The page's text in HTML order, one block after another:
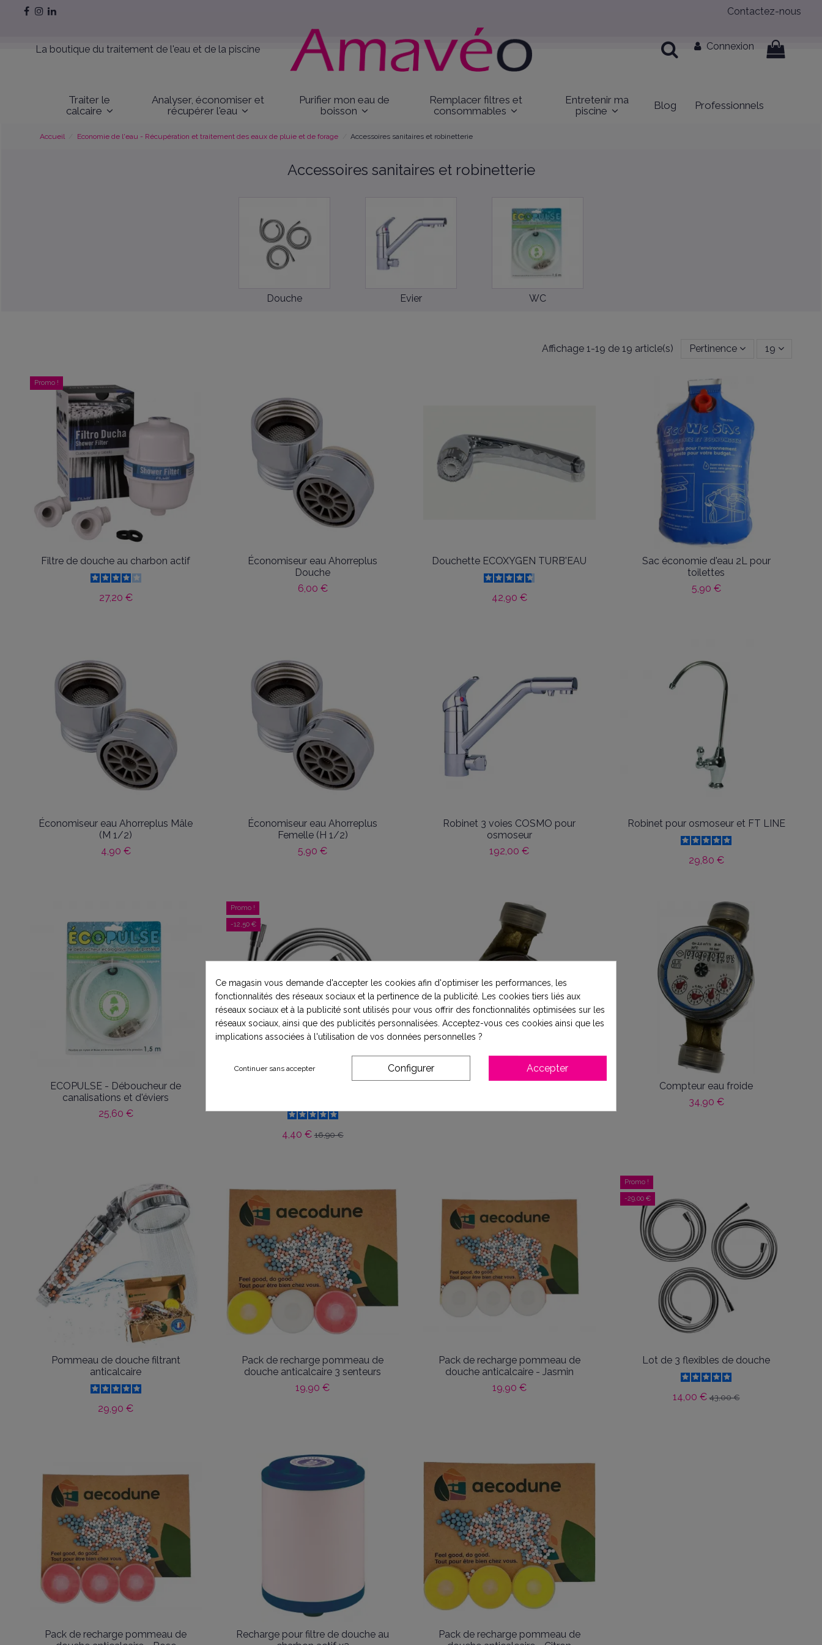
Contactez-nous
La boutique du traitement de l'eau et de la piscine Connexion
Traiter le
calcaire
Analyser, économiser et
récupérer l'eau
Purifier mon eau de
boisson
Remplacer filtres et
consommables
Entretenir ma
piscine
Blog Professionnels
Accueil Economie de l'eau - Récupération et traitement des eaux de pluie et de forage Accessoires sanitaires et robinetterie
Accessoires sanitaires et robinetterie
Douche Evier WC
Affichage 1-19 de 19 article(s) Pertinence 19
Promo !
Filtre de douche au charbon actif
27,20 €
Économiseur eau Ahorreplus
Douche
6,00 €
Douchette ECOXYGEN TURB'EAU
42,90 €
Sac économie d'eau 2L pour
toilettes
5,90 €
Économiseur eau Ahorreplus Mâle
(M 1/2)
4,90 €
Économiseur eau Ahorreplus
Femelle (H 1/2)
5,90 €
Robinet 3 voies COSMO pour
osmoseur
192,00 €
Robinet pour osmoseur et FT LINE
29,80 €
ECOPULSE - Déboucheur de
canalisations et d'éviers
25,60 €
Promo !
-12,50 €
4,40 €16,90 €
Compteur eau froide
34,90 €
Pommeau de douche filtrant
anticalcaire
29,90 €
Pack de recharge pommeau de
douche anticalcaire 3 senteurs
19,90 €
Pack de recharge pommeau de
douche anticalcaire - Jasmin
19,90 €
Promo !
-29,00 €
Lot de 3 flexibles de douche
14,00 €43,00 €
Pack de recharge pommeau de
Recharge pour filtre de douche au
Pack de recharge pommeau de
Ce magasin vous demande d'accepter les cookies afin d'optimiser les performances, les
fonctionnalités des réseaux sociaux et la pertinence de la publicité. Les cookies tiers liés aux
réseaux sociaux et à la publicité sont utilisés pour vous offrir des fonctionnalités optimisées sur les
réseaux sociaux, ainsi que des publicités personnalisées. Acceptez-vous ces cookies ainsi que les
implications associées à l'utilisation de vos données personnelles ?
Continuer sans accepter Configurer Accepter